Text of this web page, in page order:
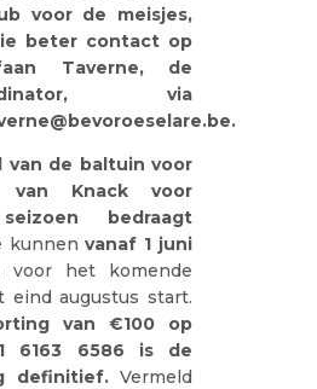
voor de meisjes,
beter contact op
Taverne, de
via
van de baltuin voor
van Knack voor
bedraagt
kunnenvanaf 1 juni
voor het komende
eind augustus start.
van €100 op
6163 6586 is de
definitief.Vermeld